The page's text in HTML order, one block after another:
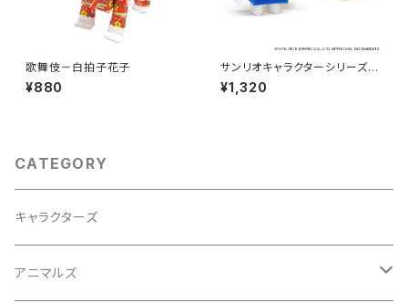
歌舞伎－白拍子花子
¥880
サンリオキャラクターシリーズ
[ハローキティ]
¥1,320
CATEGORY
キャラクターズ
アニマルズ